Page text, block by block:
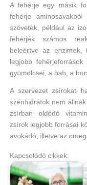
A fehérje egy másik
fehérje
szövetek, például az
fehérjék számos
beleértve az enzimek,
legjobb
gyümölcsei, a bab, a
A szervezet zsírokat
szénhidrátok nem
zsírban oldódó
zsírok legjobb forrásai
avokádó, illetve az
Kapcsolódó cikkek: